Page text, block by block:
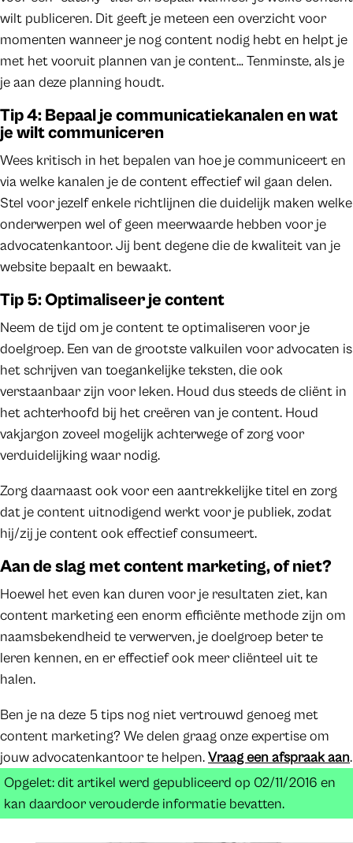
wilt publiceren. Dit geeft je meteen een overzicht voor
momenten wanneer je nog content nodig hebt en helpt je
met het vooruit plannen van je content… Tenminste, als je
je aan deze planning houdt.
Tip 4: Bepaal je communicatiekanalen en wat
je wilt communiceren
Wees kritisch in het bepalen van hoe je communiceert en
via welke kanalen je de content effectief wil gaan delen.
Stel voor jezelf enkele richtlijnen die duidelijk maken welke
onderwerpen wel of geen meerwaarde hebben voor je
advocatenkantoor. Jij bent degene die de kwaliteit van je
website bepaalt en bewaakt.
Tip 5: Optimaliseer je content
Neem de tijd om je content te optimaliseren voor je
doelgroep. Een van de grootste valkuilen voor advocaten is
het schrijven van toegankelijke teksten, die ook
verstaanbaar zijn voor leken. Houd dus steeds de cliënt in
het achterhoofd bij het creëren van je content. Houd
vakjargon zoveel mogelijk achterwege of zorg voor
verduidelijking waar nodig.
Zorg daarnaast ook voor een aantrekkelijke titel en zorg
dat je content uitnodigend werkt voor je publiek, zodat
hij/zij je content ook effectief consumeert.
Aan de slag met content marketing, of niet?
Hoewel het even kan duren voor je resultaten ziet, kan
content marketing een enorm efficiënte methode zijn om
naamsbekendheid te verwerven, je doelgroep beter te
leren kennen, en er effectief ook meer cliënteel uit te
halen.
Ben je na deze 5 tips nog niet vertrouwd genoeg met
content marketing? We delen graag onze expertise om
jouw advocatenkantoor te helpen.Vraag een afspraak aan.
Opgelet: dit artikel werd gepubliceerd op 02/11/2016 en
kan daardoor verouderde informatie bevatten.